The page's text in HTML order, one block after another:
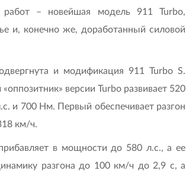
работ – новейшая модель 911 Turbo,
и, конечно же, доработанный силовой
и модификация 911 Turbo S.
версии Turbo развивает 520
и 700 Нм. Первый обеспечивает разгон
км/ч.
в мощности до 580 л.с., а ее
разгона до 100 км/ч до 2,9 с, а